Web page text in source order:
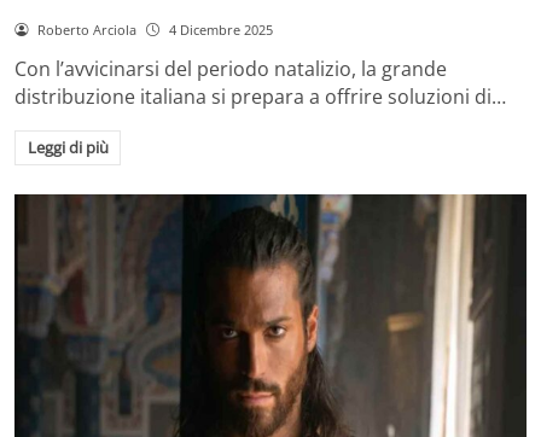
Roberto Arciola 4 Dicembre 2025
Con l’avvicinarsi del periodo natalizio, la grande
distribuzione italiana si prepara a offrire soluzioni di…
Leggi di più